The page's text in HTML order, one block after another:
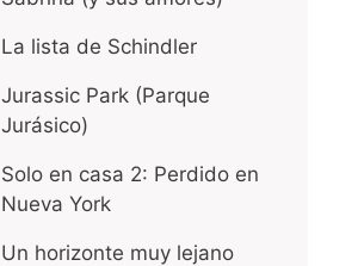
La lista de Schindler
Jurassic Park (Parque
Jurásico)
Solo en casa 2: Perdido en
Nueva York
Un horizonte muy lejano